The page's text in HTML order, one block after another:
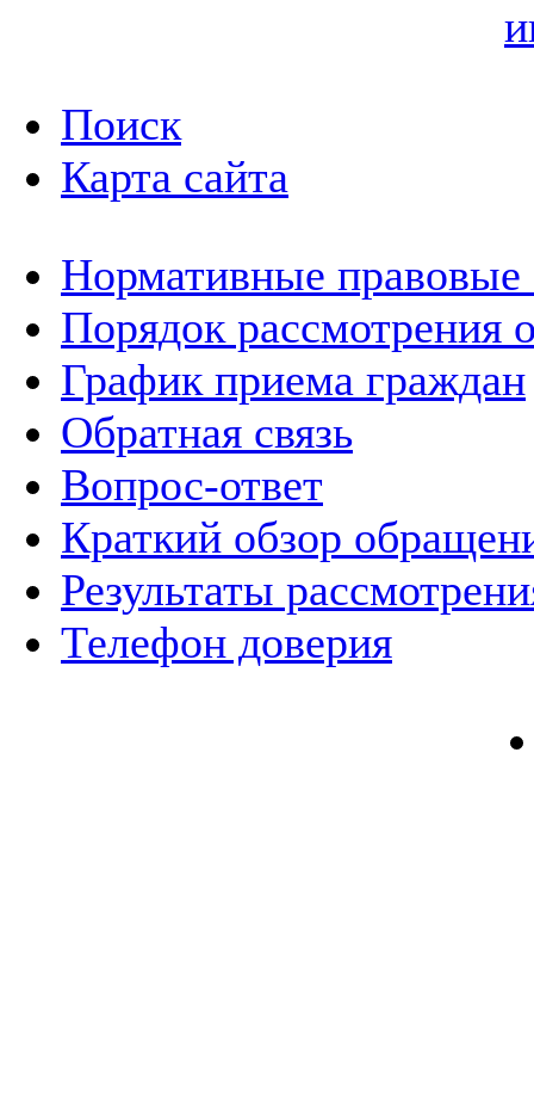
Поиск
Карта сайта
Нормативные правовые
Порядок рассмотрения
График приема граждан
Обратная связь
Вопрос-ответ
Краткий обзор
Результаты
Телефон доверия